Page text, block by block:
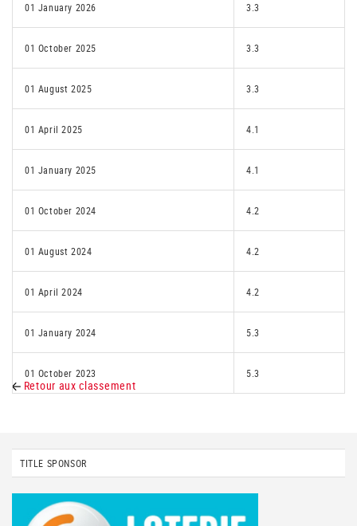
01 January 2026 3.3
01 October 2025 3.3
01 August 2025 3.3
01 April 2025 4.1
01 January 2025 4.1
01 October 2024 4.2
01 August 2024 4.2
01 April 2024 4.2
01 January 2024 5.3
01 October 2023 5.3
Retour aux classement
TITLE SPONSOR